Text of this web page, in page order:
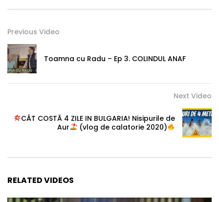
Previous Video
Toamna cu Radu – Ep 3. COLINDUL ANAF
Next Video
CÂT COSTĂ 4 ZILE IN BULGARIA! Nisipurile de
Aur
(vlog de calatorie 2020)
RELATED VIDEOS